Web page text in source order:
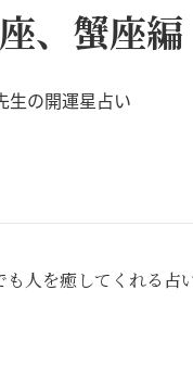
、蟹座編
生の開運星占い
人を癒してくれる占